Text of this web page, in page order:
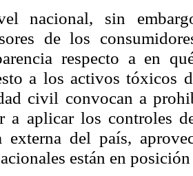
nacional, sin
de los
respecto a en
a los activos tóxicos
civil convocan a
a aplicar los controles
externa del país,
están en